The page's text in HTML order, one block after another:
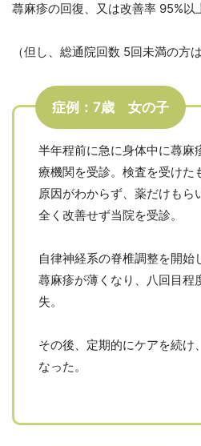
蕁麻疹の回復、又は改善率 95%以
（但し、総通院回数 5回未満の方は
症例：7歳 女の子
半年程前に急に身体中に蕁麻
療機関を受診。検査を受けた
原因がわからず、薬だけもら
全く改善せず当院を受診。
自律神経系の脊椎調整を開始
蕁麻疹が薄くなり、八回目程
失。
その後、定期的にケアを続け
なった。